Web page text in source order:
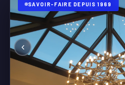
SAVOIR-FAIRE DEPUIS 1969